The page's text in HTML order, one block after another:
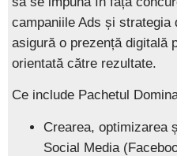
campaniile Ads și strategia
asigură o prezență digitală
orientată către rezultate.
Ce include Pachetul
Crearea, optimizarea
Social Media